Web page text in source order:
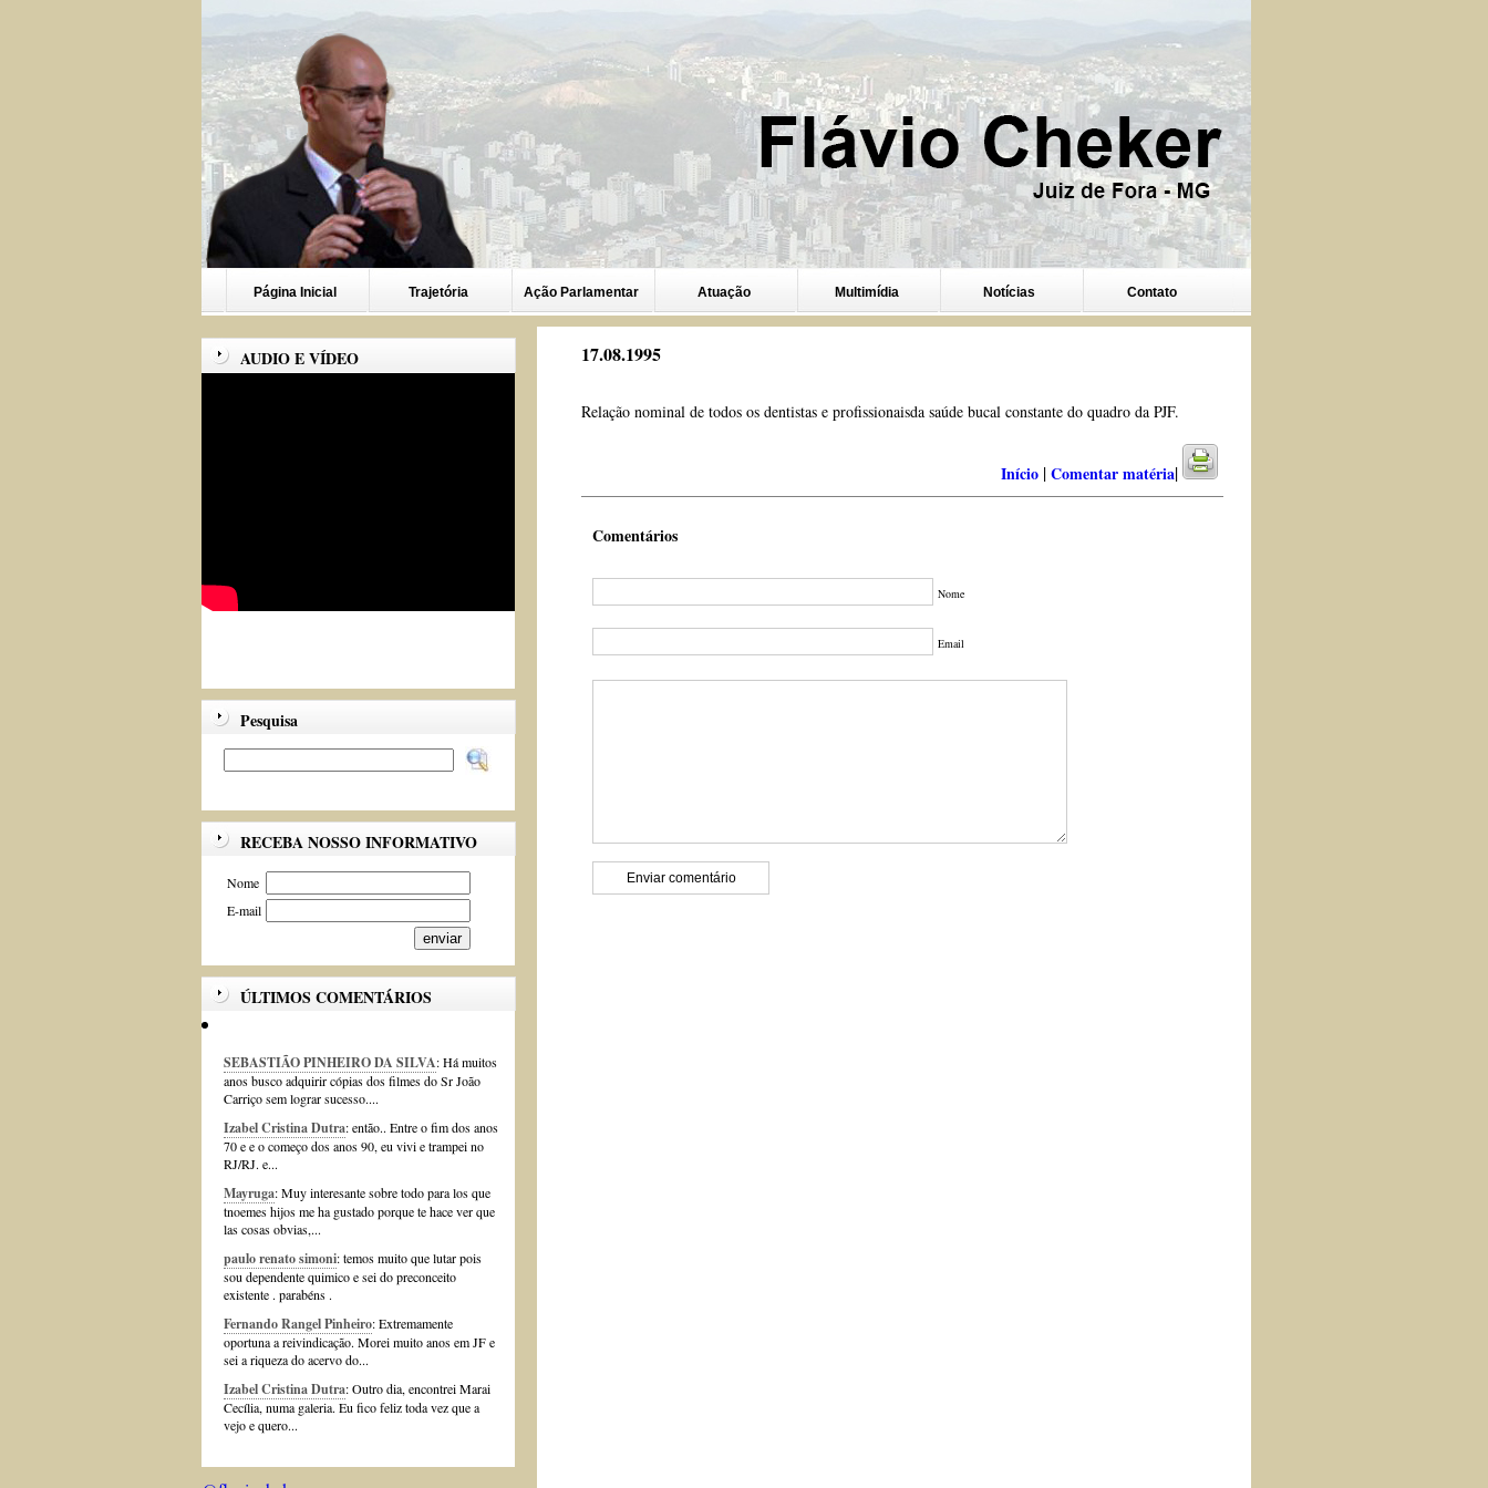
Página Inicial Trajetória Ação Parlamentar Atuação Multimídia Notícias Contato
AUDIO E VÍDEO
Pesquisa
RECEBA NOSSO INFORMATIVO
Nome
E-mail
ÚLTIMOS COMENTÁRIOS
SEBASTIÃO PINHEIRO DA SILVA: Há muitos
anos busco adquirir cópias dos filmes do Sr João
Carriço sem lograr sucesso....
Izabel Cristina Dutra: então.. Entre o fim dos anos
70 e e o começo dos anos 90, eu vivi e trampei no
RJ/RJ. e...
Mayruga: Muy interesante sobre todo para los que
tnoemes hijos me ha gustado porque te hace ver que
las cosas obvias,...
paulo renato simoni: temos muito que lutar pois
sou dependente quimico e sei do preconceito
existente . parabéns .
Fernando Rangel Pinheiro: Extremamente
oportuna a reivindicação. Morei muito anos em JF e
sei a riqueza do acervo do...
Izabel Cristina Dutra: Outro dia, encontrei Marai
Cecília, numa galeria. Eu fico feliz toda vez que a
vejo e quero...
17.08.1995
Relação nominal de todos os dentistas e profissionaisda saúde bucal constante do quadro da PJF.
Início |Comentar matéria|
Comentários
Nome
Email